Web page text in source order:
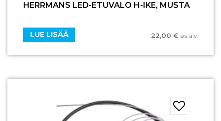
HERRMANS LED-ETUVALO H-IKE, MUSTA
22,00 € sis. alv.
LUE LISÄÄ